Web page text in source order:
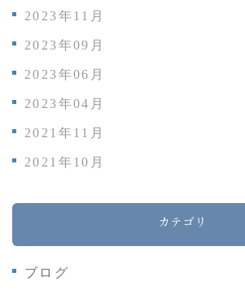
2023年11月
2023年09月
2023年06月
2023年04月
2021年11月
2021年10月
カテゴリ
ブログ